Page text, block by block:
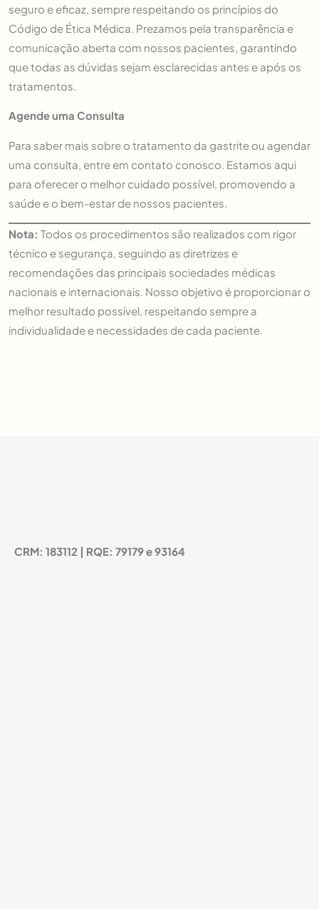
seguro e eficaz, sempre respeitando os princípios do
Código de Ética Médica. Prezamos pela transparência e
comunicação aberta com nossos pacientes, garantindo
que todas as dúvidas sejam esclarecidas antes e após os
tratamentos.
Agende uma Consulta
Para saber mais sobre o tratamento da gastrite ou agendar
uma consulta, entre em contato conosco. Estamos aqui
para oferecer o melhor cuidado possível, promovendo a
saúde e o bem-estar de nossos pacientes.
Nota: Todos os procedimentos são realizados com rigor
técnico e segurança, seguindo as diretrizes e
recomendações das principais sociedades médicas
nacionais e internacionais. Nosso objetivo é proporcionar o
melhor resultado possível, respeitando sempre a
individualidade e necessidades de cada paciente.
CRM: 183112 | RQE: 79179 e 93164